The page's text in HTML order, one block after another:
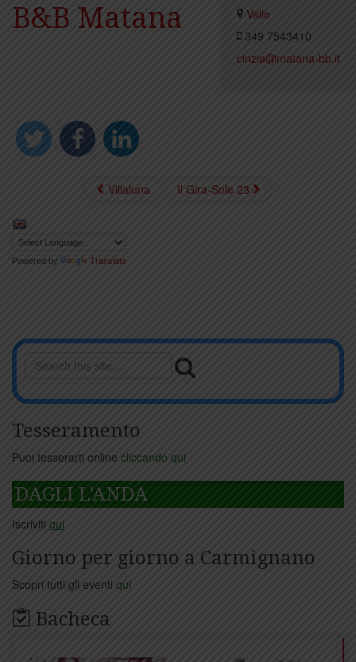
Valle
349 7543410
cinzia@matana-bb.it
B&B Matana
Villaluna Il Gira-Sole 23
Powered by Translate
Tesseramento
Puoi tesserarti online cliccando qui
DAGLI L'ANDA
Iscriviti qui
Giorno per giorno a Carmignano
Scopri tutti gli eventi qui
Bacheca